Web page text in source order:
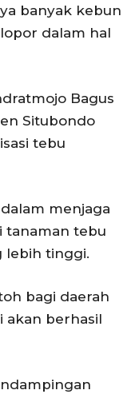
banyak kebun
dalam hal
Bagus
Situbondo
tebu
menjaga
tanaman tebu
lebih tinggi.
bagi daerah
akan berhasil